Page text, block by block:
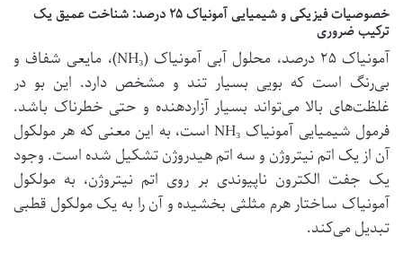
خصوصیات فیزیکی و شیمیایی آمونیاک ۲۵ درصد: شناخت عمیق یک
ترکیب ضروری
آمونیاک ۲۵ درصد، محلول آبی آمونیاک (NH₃)، مایعی شفاف و
بی‌رنگ است که بویی بسیار تند و مشخص دارد. این بو در
غلظت‌های بالا می‌تواند بسیار آزاردهنده و حتی خطرناک باشد.
فرمول شیمیایی آمونیاک NH₃ است، به این معنی که هر مولکول
آن از یک اتم نیتروژن و سه اتم هیدروژن تشکیل شده است. وجود
یک جفت الکترون ناپیوندی بر روی اتم نیتروژن، به مولکول
آمونیاک ساختار هرم مثلثی بخشیده و آن را به یک مولکول قطبی
تبدیل می‌کند.